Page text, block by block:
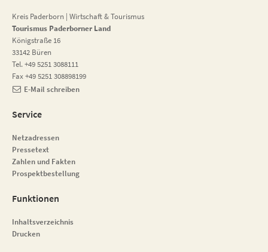
Kreis Paderborn | Wirtschaft & Tourismus
Tourismus Paderborner Land
Königstraße 16
33142 Büren
Tel. +49 5251 3088111
Fax +49 5251 308898199
E-Mail schreiben
Service
Netzadressen
Pressetext
Zahlen und Fakten
Prospektbestellung
Funktionen
Inhaltsverzeichnis
Drucken